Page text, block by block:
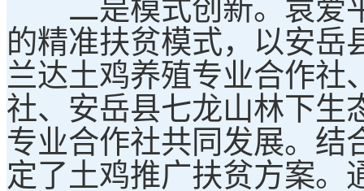
二是模式创新。袁爱平
的精准扶贫模式，以安岳
兰达土鸡养殖专业合作社
社、安岳县七龙山林下生
专业合作社共同发展。结
定了土鸡推广扶贫方案。